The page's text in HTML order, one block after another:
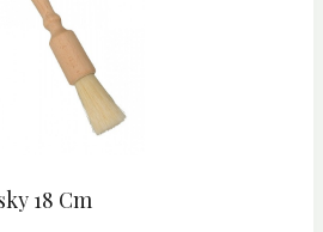
18 Cm